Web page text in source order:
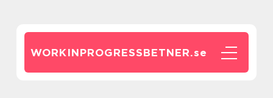
WORKINPROGRESSBETNER.se